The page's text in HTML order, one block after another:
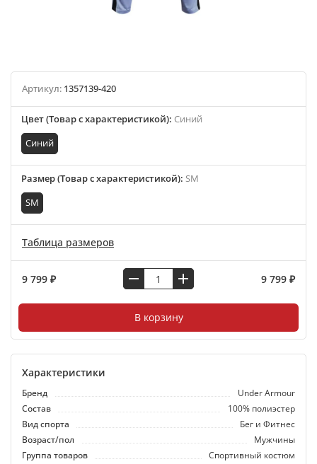
Артикул: 1357139-420
Цвет (Товар с характеристикой): Синий
Синий
Размер (Товар с характеристикой): SM
SM
Таблица размеров
9 799 ₽ 9 799 ₽
В корзину
Характеристики
Бренд
Under Armour
Состав
100% полиэстер
Вид спорта
Бег и Фитнес
Возраст/пол
Мужчины
Группа товаров
Спортивный костюм